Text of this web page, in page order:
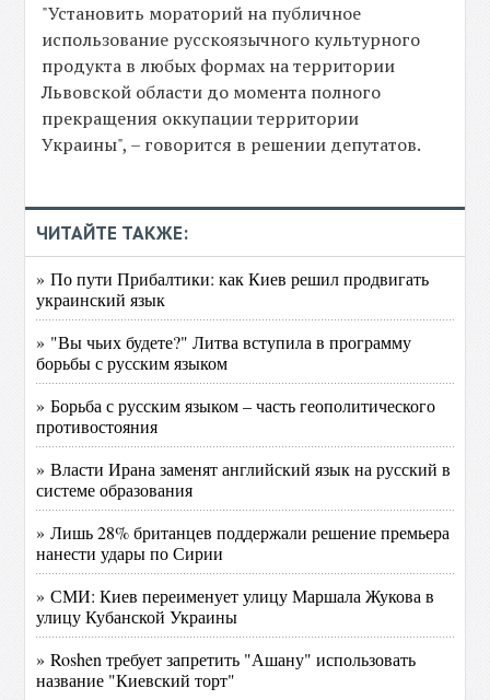
"Установить мораторий на публичное
использование русскоязычного культурного
продукта в любых формах на территории
Львовской области до момента полного
прекращения оккупации территории
Украины", – говорится в решении депутатов.
ЧИТАЙТЕ ТАКЖЕ:
» По пути Прибалтики: как Киев решил продвигать
украинский язык
» "Вы чьих будете?" Литва вступила в программу
борьбы с русским языком
» Борьба с русским языком – часть геополитического
противостояния
» Власти Ирана заменят английский язык на русский в
системе образования‍
» Лишь 28% британцев поддержали решение премьера
нанести удары по Сирии
» СМИ: Киев переименует улицу Маршала Жукова в
улицу Кубанской Украины
» Roshen требует запретить "Ашану" использовать
название "Киевский торт"